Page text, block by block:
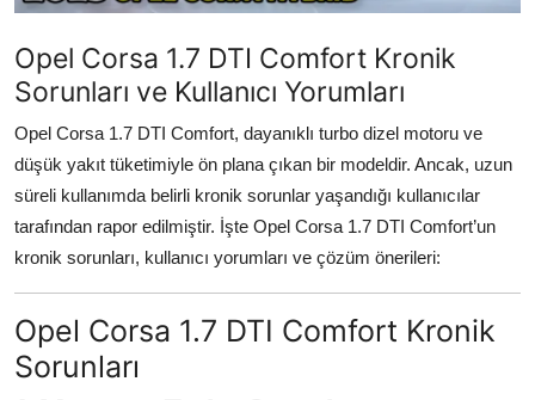
Yağlar & Sıvılar
LPG & Yakıt
Elektrik & Akü
Klima & Konfor
Şanzıman & Aktarma
Opel Corsa 1.7 DTI Comfort Kronik
Sorunları ve Kullanıcı Yorumları
Opel Corsa 1.7 DTI Comfort, dayanıklı turbo dizel motoru ve
düşük yakıt tüketimiyle ön plana çıkan bir modeldir. Ancak, uzun
süreli kullanımda belirli kronik sorunlar yaşandığı kullanıcılar
tarafından rapor edilmiştir. İşte Opel Corsa 1.7 DTI Comfort’un
kronik sorunları, kullanıcı yorumları ve çözüm önerileri:
Opel Corsa 1.7 DTI Comfort Kronik
Sorunları